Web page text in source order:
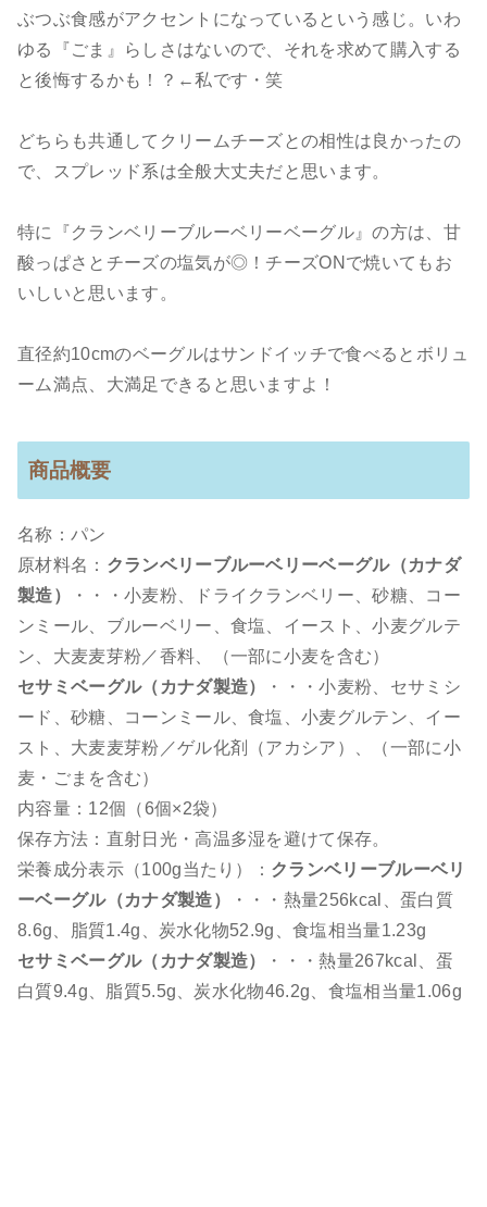
ぶつぶ食感がアクセントになっているという感じ。いわ
ゆる『ごま』らしさはないので、それを求めて購入する
と後悔するかも！？←私です・笑
どちらも共通してクリームチーズとの相性は良かったの
で、スプレッド系は全般大丈夫だと思います。
特に『クランベリーブルーベリーベーグル』の方は、甘
酸っぱさとチーズの塩気が◎！チーズONで焼いてもお
いしいと思います。
直径約10cmのベーグルはサンドイッチで食べるとボリュ
ーム満点、大満足できると思いますよ！
商品概要
名称：パン
原材料名： クランベリーブルーベリーベーグル（カナダ
製造）
・・・小麦粉、ドライクランベリー、砂糖、コー
ンミール、ブルーベリー、食塩、イースト、小麦グルテ
ン、大麦麦芽粉／香料、（一部に小麦を含む）
セサミベーグル（カナダ製造）
・・・小麦粉、セサミシ
ード、砂糖、コーンミール、食塩、小麦グルテン、イー
スト、大麦麦芽粉／ゲル化剤（アカシア）、（一部に小
麦・ごまを含む）
内容量：12個（6個×2袋）
保存方法：直射日光・高温多湿を避けて保存。
栄養成分表示（100g当たり）： クランベリーブルーベリ
ーベーグル（カナダ製造）
・・・熱量256kcal、蛋白質
8.6g、脂質1.4g、炭水化物52.9g、食塩相当量1.23g
セサミベーグル（カナダ製造）
・・・熱量267kcal、蛋
白質9.4g、脂質5.5g、炭水化物46.2g、食塩相当量1.06g